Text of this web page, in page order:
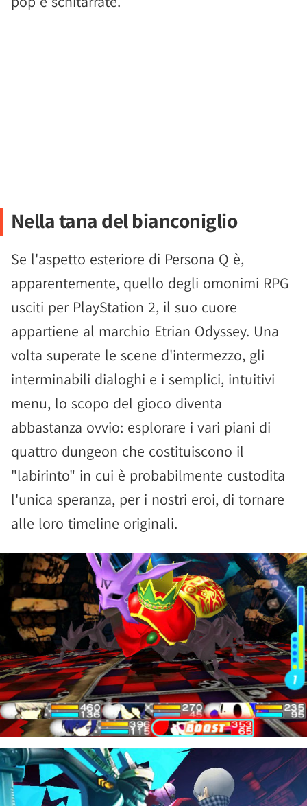
Nella tana del bianconiglio
Se l'aspetto esteriore di Persona Q è,
apparentemente, quello degli omonimi RPG
usciti per PlayStation 2, il suo cuore
appartiene al marchio Etrian Odyssey. Una
volta superate le scene d'intermezzo, gli
interminabili dialoghi e i semplici, intuitivi
menu, lo scopo del gioco diventa
abbastanza ovvio: esplorare i vari piani di
quattro dungeon che costituiscono il
"labirinto" in cui è probabilmente custodita
l'unica speranza, per i nostri eroi, di tornare
alle loro timeline originali.